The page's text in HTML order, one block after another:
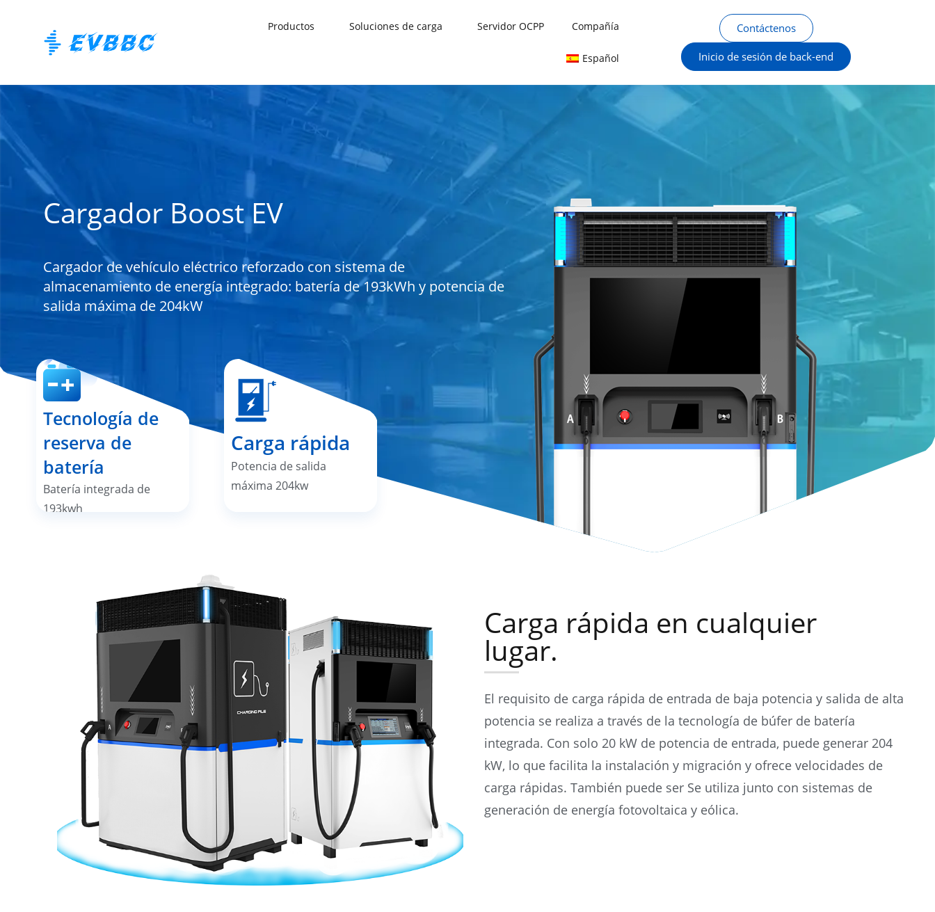
Productos Soluciones de carga Servidor OCPP Compañía
Español
Contáctenos
Inicio de sesión de back-end
Cargador Boost EV
Cargador de vehículo eléctrico reforzado con sistema de
almacenamiento de energía integrado: batería de 193kWh y potencia de
salida máxima de 204kW
Tecnología de
reserva de
batería
Batería integrada de
193kwh
Carga rápida
Potencia de salida
máxima 204kw
Carga rápida en cualquier
lugar.
El requisito de carga rápida de entrada de baja potencia y salida de alta
potencia se realiza a través de la tecnología de búfer de batería
integrada. Con solo 20 kW de potencia de entrada, puede generar 204
kW, lo que facilita la instalación y migración y ofrece velocidades de
carga rápidas. También puede ser Se utiliza junto con sistemas de
generación de energía fotovoltaica y eólica.